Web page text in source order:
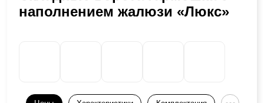
наполнением жалюзи «Люкс»